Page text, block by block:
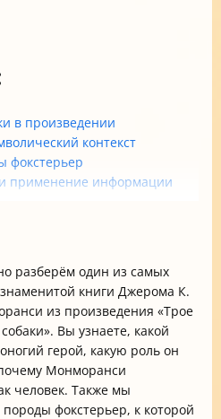
в произведении
контекст
фокстерьер
применение информации
разберём один из самых
книги Джерома К.
из произведения «Трое
Вы узнаете, какой
герой, какую роль он
Монморанси
человек. Также мы
фокстерьер, к которой